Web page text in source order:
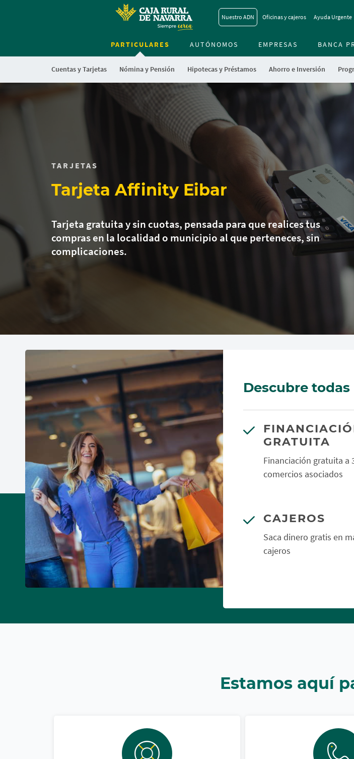
to
Nuestro ADN Oficinas y cajeros Ayuda Urgente
PARTICULARES
Cuentas y Tarjetas Nómina y Pensión Hipotecas y Préstamos Ahorro e Inversión
AUTÓNOMOS EMPRESAS BANCA
TARJETAS
Tarjeta Affinity Eibar
Tarjeta gratuita y sin cuotas, pensada para que realices tus
compras en la localidad o municipio al que perteneces, sin
complicaciones.
Descubre
GRATUITA
Financiación gratuita a
comercios asociados
CAJEROS
Saca dinero gratis en
cajeros
Estamos aquí